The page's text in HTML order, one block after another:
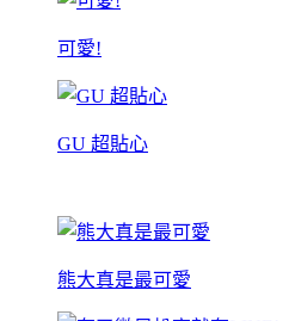
可愛!
GU 超貼心
熊大真是最可愛